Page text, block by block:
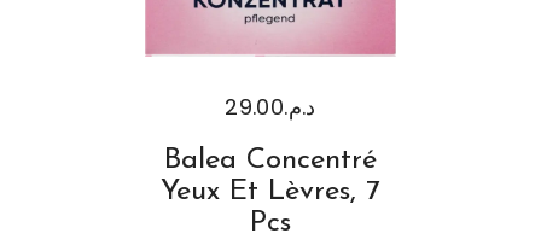
د.م.29.00
Balea Concentré
Yeux Et Lèvres, 7
Pcs